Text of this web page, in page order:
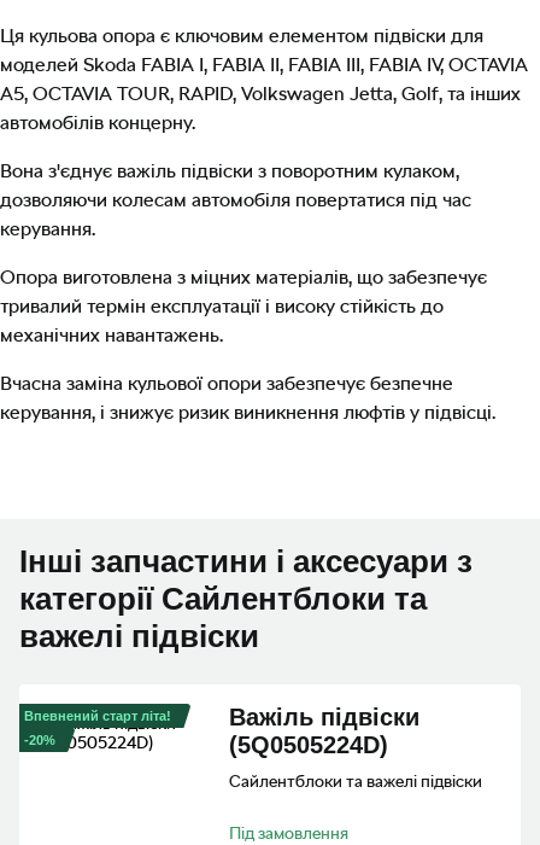
Ця кульова опора є ключовим елементом підвіски для
моделей Skoda FABIA I, FABIA II, FABIA III, FABIA IV, OCTAVIA
A5, OCTAVIA TOUR, RAPID, Volkswagen Jetta, Golf, та інших
автомобілів концерну.
Вона з'єднує важіль підвіски з поворотним кулаком,
дозволяючи колесам автомобіля повертатися під час
керування.
Опора виготовлена з міцних матеріалів, що забезпечує
тривалий термін експлуатації і високу стійкість до
механічних навантажень.
Вчасна заміна кульової опори забезпечує безпечне
керування, і знижує ризик виникнення люфтів у підвісці.
Інші запчастини і аксесуари з
категорії Сайлентблоки та
важелі підвіски
Впевнений старт літа!
-20%
Важiль пiдвiски
(5Q0505224D)
Сайлентблоки та важелі підвіски
Під замовлення